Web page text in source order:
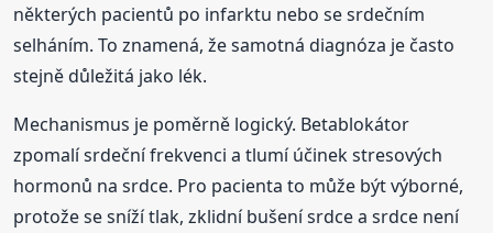
některých pacientů po infarktu nebo se srdečním
selháním. To znamená, že samotná diagnóza je často
stejně důležitá jako lék.
Mechanismus je poměrně logický. Betablokátor
zpomalí srdeční frekvenci a tlumí účinek stresových
hormonů na srdce. Pro pacienta to může být výborné,
protože se sníží tlak, zklidní bušení srdce a srdce není